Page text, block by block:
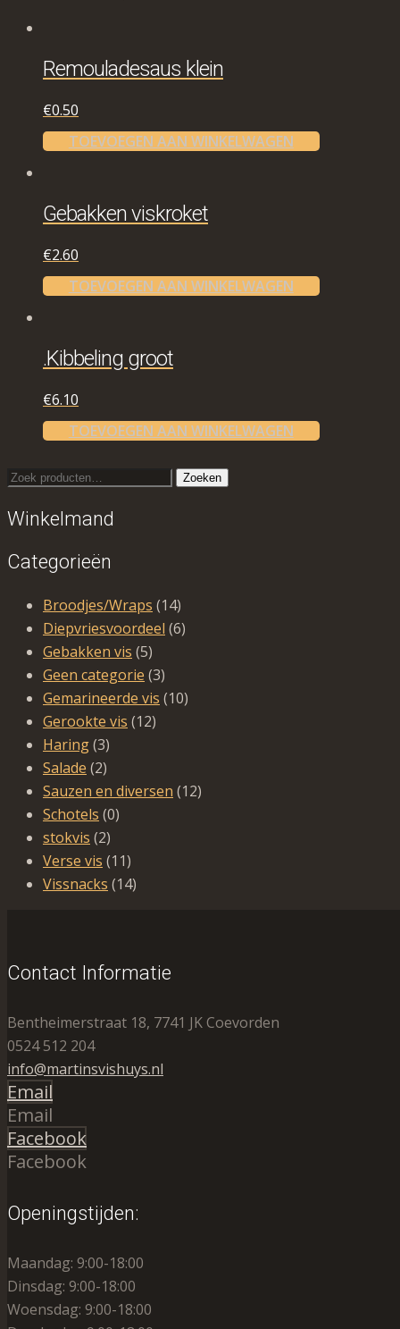
Remouladesaus klein
€0.50
TOEVOEGEN AAN WINKELWAGEN
Gebakken viskroket
€2.60
TOEVOEGEN AAN WINKELWAGEN
.Kibbeling groot
€6.10
TOEVOEGEN AAN WINKELWAGEN
Zoeken
Zoeken
Winkelmand
Categorieën
Broodjes/Wraps (14)
Diepvriesvoordeel (6)
Gebakken vis (5)
Geen categorie (3)
Gemarineerde vis (10)
Gerookte vis (12)
Haring(3)
Salade (2)
Sauzen en diversen (12)
Schotels (0)
stokvis (2)
Verse vis (11)
Vissnacks (14)
Contact Informatie
Bentheimerstraat 18, 7741 JK Coevorden
0524 512 204
info@martinsvishuys.nl
Email
Email
Facebook
Facebook
Openingstijden:
Maandag: 9:00-18:00
Dinsdag: 9:00-18:00
Woensdag: 9:00-18:00